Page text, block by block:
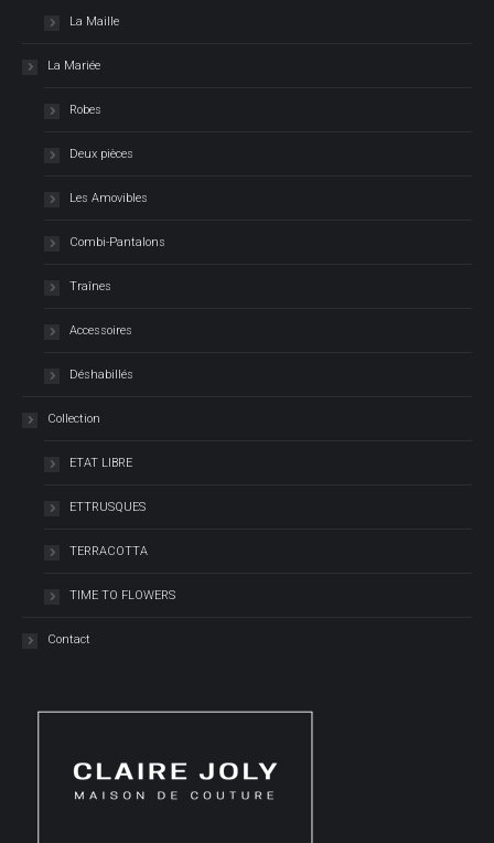
La Maille
La Mariée
Robes
Deux pièces
Les Amovibles
Combi-Pantalons
Traînes
Accessoires
Déshabillés
Collection
ETAT LIBRE
ETTRUSQUES
TERRACOTTA
TIME TO FLOWERS
Contact